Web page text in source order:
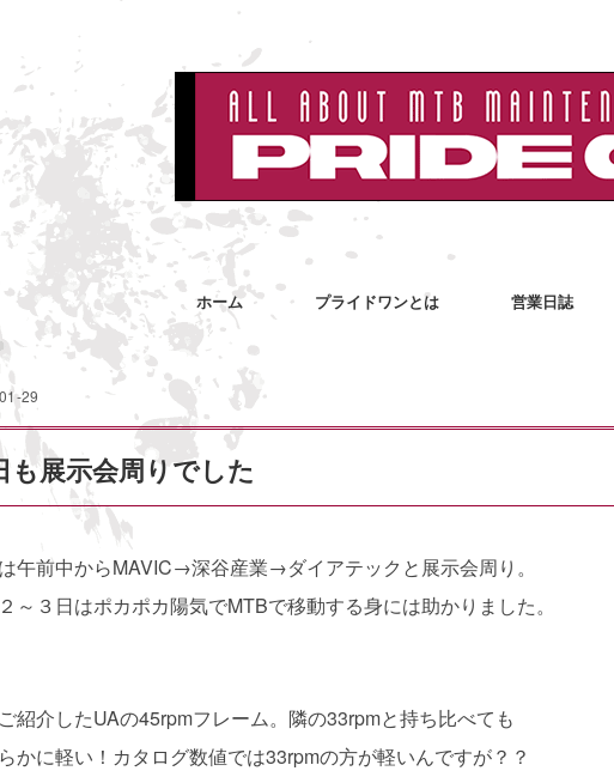
ホーム プライドワンとは 営業日誌
29
も展示会周りでした
午前中からMAVIC→深谷産業→ダイアテックと展示会周り。
～３日はポカポカ陽気でMTBで移動する身には助かりました。
紹介したUAの45rpmフレーム。隣の33rpmと持ち比べても
かに軽い！カタログ数値では33rpmの方が軽いんですが？？